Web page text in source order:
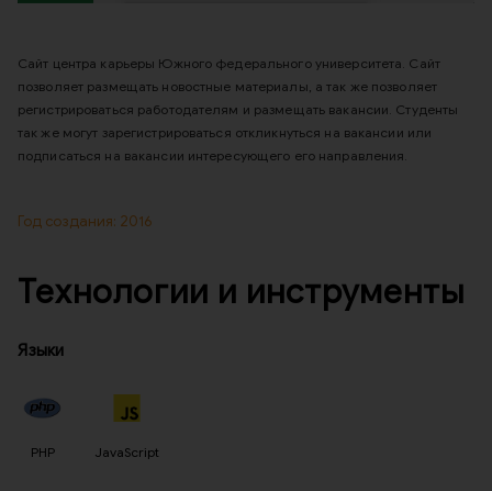
Сайт центра карьеры Южного федерального университета. Сайт
позволяет размещать новостные материалы, а так же позволяет
регистрироваться работодателям и размещать вакансии. Студенты
так же могут зарегистрироваться откликнуться на вакансии или
подписаться на вакансии интересующего его направления.
Год создания: 2016
Технологии и инструменты
Языки
PHP JavaScript